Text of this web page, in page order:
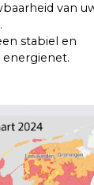
van
stabiel en